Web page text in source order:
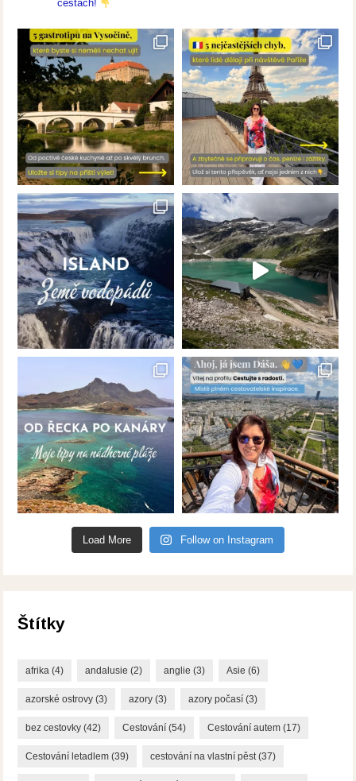
cestách!
Load More Follow on Instagram
Štítky
afrika (4) andalusie (2) anglie (3) Asie (6)
azorské ostrovy (3) azory (3) azory počasí (3)
bez cestovky (42) Cestování (54) Cestování autem (17)
Cestování letadlem (39) cestování na vlastní pěst(37)